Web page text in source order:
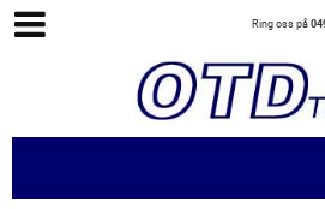
Ring oss på